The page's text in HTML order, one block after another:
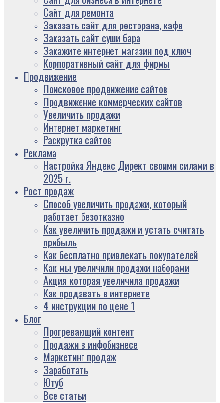
Сайт для ремонта
Заказать сайт для ресторана, кафе
Заказать сайт суши бара
Закажите интернет магазин под ключ
Корпоративный сайт для фирмы
Продвижение
Поисковое продвижение сайтов
Продвижение коммерческих сайтов
Увеличить продажи
Интернет маркетинг
Раскрутка сайтов
Реклама
Настройка Яндекс Директ своими силами в
2025 г.
Рост продаж
Способ увеличить продажи, который
работает безотказно
Как увеличить продажи и устать считать
прибыль
Как бесплатно привлекать покупателей
Как мы увеличили продажи наборами
Акция которая увеличила продажи
Как продавать в интернете
4 инструкции по цене 1
Блог
Прогревающий контент
Продажи в инфобизнесе
Маркетинг продаж
Заработать
Ютуб
Все статьи